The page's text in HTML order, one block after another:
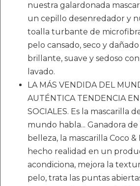
nuestra galardonada
un cepillo desenredador y
toalla turbante de
pelo cansado, seco y
brillante, suave y sedoso
lavado.
LA MÁS VENDIDA DEL
AUTÉNTICA TENDENCIA EN
SOCIALES. Es la mascarilla
mundo habla... Ganadora de
belleza, la mascarilla Coco
hecho realidad en un
acondiciona, mejora la
pelo, trata las puntas